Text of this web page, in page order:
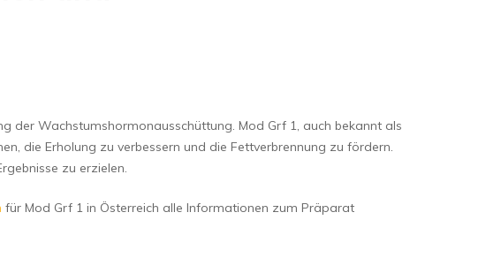
der Wachstumshormonausschüttung. Mod Grf 1, auch bekannt als
die Erholung zu verbessern und die Fettverbrennung zu fördern.
zu erzielen.
für Mod Grf 1 in Österreich alle Informationen zum Präparat